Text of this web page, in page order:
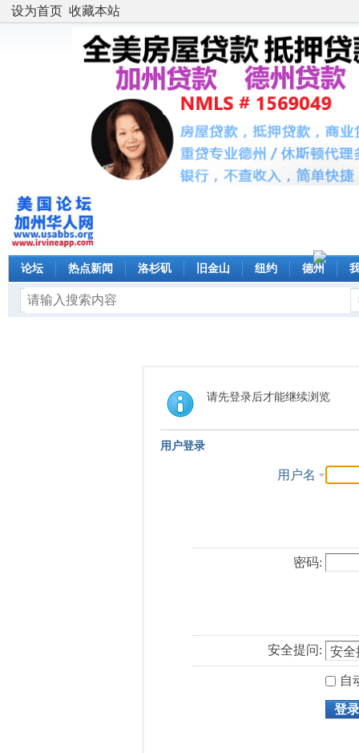
设为首页 收藏本站
论坛 热点新闻 洛杉矶 旧金山 纽约 德州
请先登录后才能继续浏览
用户登录
用户名
密码:
安全提问:
自
登录